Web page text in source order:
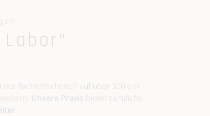
flächentechnisch auf über 300 qm
Unsere Praxis bietet sämtliche